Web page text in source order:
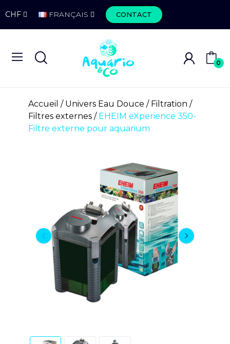
CHF FRANÇAIS CONTACT
0
Accueil Univers Eau Douce
Filtration
Filtres externes
EHEIM eXperience 350-
Filtre externe pour aquarium